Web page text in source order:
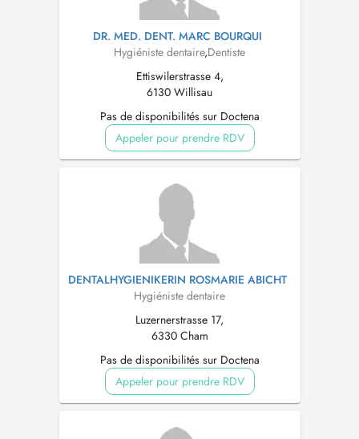
DR. MED. DENT. MARC BOURQUI
Hygiéniste dentaire,Dentiste
Ettiswilerstrasse 4,
6130 Willisau
Pas de disponibilités sur Doctena
Appeler pour prendre RDV
DENTALHYGIENIKERIN ROSMARIE ABICHT
Hygiéniste dentaire
Luzernerstrasse 17,
6330 Cham
Pas de disponibilités sur Doctena
Appeler pour prendre RDV